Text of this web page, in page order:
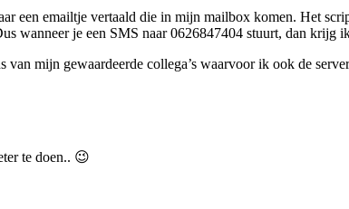
een emailtje vertaald die in mijn mailbox komen. Het
wanneer je een SMS naar 0626847404 stuurt, dan
van mijn gewaardeerde collega’s waarvoor ik ook de
te doen.. 😉